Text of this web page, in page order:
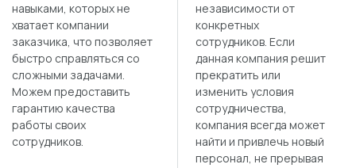
навыками, которых не
хватает компании
заказчика, что позволяет
быстро справляться со
сложными задачами.
Можем предоставить
гарантию качества
работы своих
сотрудников.
независимости от
конкретных
сотрудников. Если
данная компания решит
прекратить или
изменить условия
сотрудничества,
компания всегда может
найти и привлечь новый
персонал, не прерывая